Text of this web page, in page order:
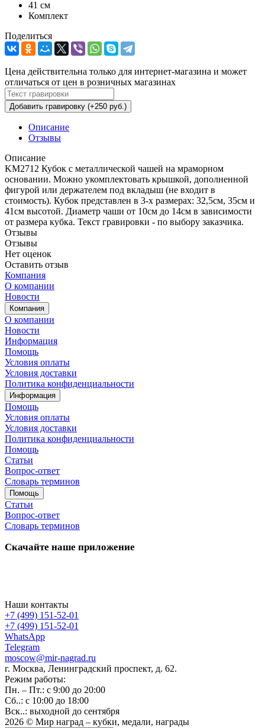
41 см
Комплект
Поделиться
Цена действительна только для интернет-магазина и может
отличаться от цен в розничных магазинах
Добавить гравировку (+250 руб.)
Описание
Отзывы
Описание
KM2712 Кубок с металлической чашей на мраморном
основании. Можно укомплектовать крышкой, дополненной
фигурой или держателем под вкладыш (не входит в
стоимость). Кубок представлен в 3-х размерах: 32,5см, 35см и
41см высотой. Диаметр чаши от 10см до 14см в зависимости
от размера кубка. Текст гравировки - по выбору заказчика.
Отзывы
Отзывы
Нет оценок
Оставить отзыв
Компания
О компании
Новости
Компания
О компании
Новости
Информация
Помощь
Условия оплаты
Условия доставки
Политика конфиденциальности
Информация
Помощь
Условия оплаты
Условия доставки
Политика конфиденциальности
Помощь
Статьи
Вопрос-ответ
Словарь терминов
Помощь
Статьи
Вопрос-ответ
Словарь терминов
Скачайте наше приложение
Наши контакты
+7 (499) 151-52-01
+7 (499) 151-52-01
WhatsApp
Telegram
moscow@mir-nagrad.ru
г. Москва, Ленинградский проспект, д. 62.
Режим работы:
Пн. – Пт.: с 9:00 до 20:00
Сб..: с 10:00 до 18:00
Вск..: выходной до сентября
2026 © Мир наград – кубки, медали, награды